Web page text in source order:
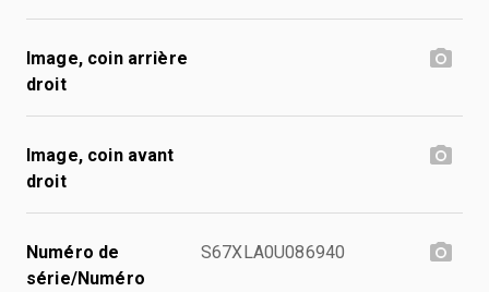
Image, coin arrière
droit
Image, coin avant
droit
Numéro de
série/Numéro
S67XLA0U086940